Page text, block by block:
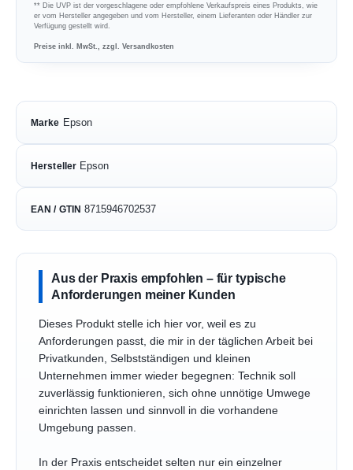
** Die UVP ist der vorgeschlagene oder empfohlene Verkaufspreis eines Produkts, wie
er vom Hersteller angegeben und vom Hersteller, einem Lieferanten oder Händler zur
Verfügung gestellt wird.
Preise inkl. MwSt., zzgl. Versandkosten
Marke Epson
Hersteller Epson
EAN / GTIN 8715946702537
Aus der Praxis empfohlen – für typische
Anforderungen meiner Kunden
Dieses Produkt stelle ich hier vor, weil es zu
Anforderungen passt, die mir in der täglichen Arbeit bei
Privatkunden, Selbstständigen und kleinen
Unternehmen immer wieder begegnen: Technik soll
zuverlässig funktionieren, sich ohne unnötige Umwege
einrichten lassen und sinnvoll in die vorhandene
Umgebung passen.
In der Praxis entscheidet selten nur ein einzelner